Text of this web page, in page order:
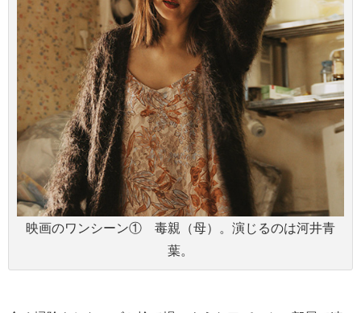
映画のワンシーン① 毒親（母）。演じるのは河井青
葉。